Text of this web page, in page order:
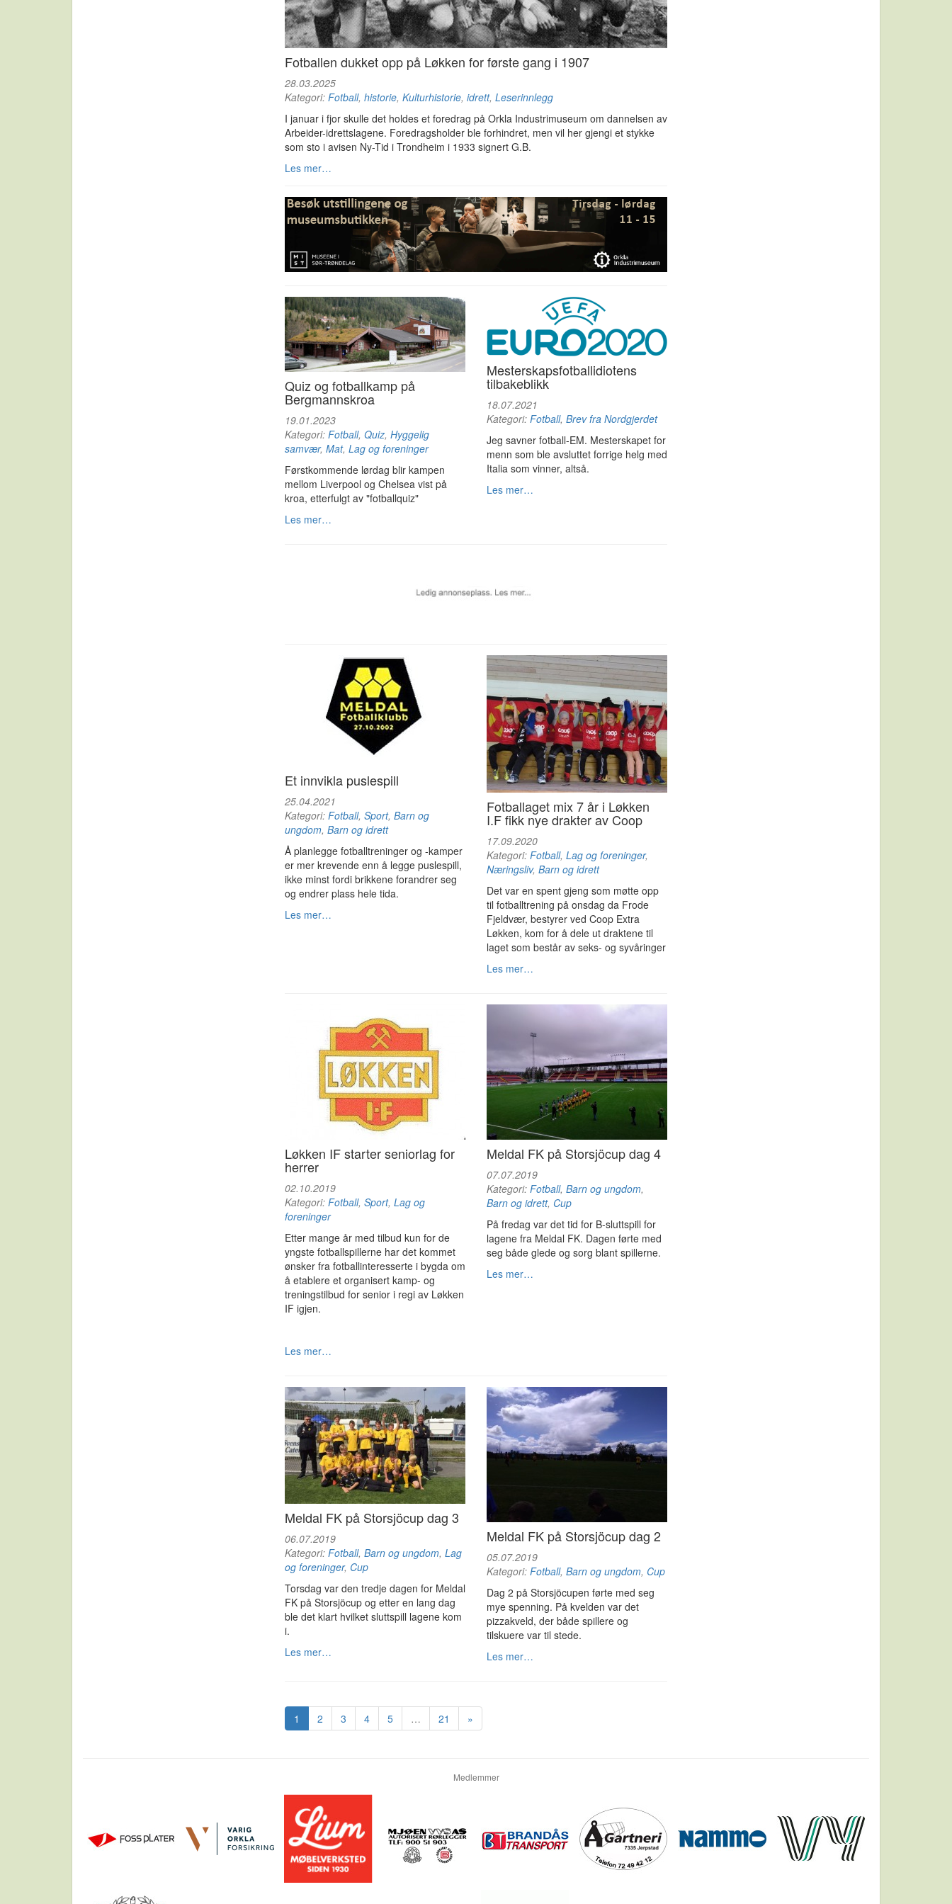
Fotballen dukket opp på Løkken for første gang i 1907
28.03.2025
Kategori: Fotball, historie, Kulturhistorie, idrett, Leserinnlegg
I januar i fjor skulle det holdes et foredrag på Orkla Industrimuseum om dannelsen av
Arbeider-idrettslagene. Foredragsholder ble forhindret, men vil her gjengi et stykke
som sto i avisen Ny-Tid i Trondheim i 1933 signert G.B.
Les mer…
Quiz og fotballkamp på
Bergmannskroa
19.01.2023
Kategori: Fotball, Quiz, Hyggelig
samvær, Mat, Lag og foreninger
Førstkommende lørdag blir kampen
mellom Liverpool og Chelsea vist på
kroa, etterfulgt av "fotballquiz"
Les mer…
Mesterskapsfotballidiotens
tilbakeblikk
18.07.2021
Kategori: Fotball, Brev fra Nordgjerdet
Jeg savner fotball-EM. Mesterskapet for
menn som ble avsluttet forrige helg med
Italia som vinner, altså.
Les mer…
Et innvikla puslespill
25.04.2021
Kategori: Fotball, Sport, Barn og
ungdom, Barn og idrett
Å planlegge fotballtreninger og -kamper
er mer krevende enn å legge puslespill,
ikke minst fordi brikkene forandrer seg
og endrer plass hele tida.
Les mer…
Fotballaget mix 7 år i Løkken
I.F fikk nye drakter av Coop
17.09.2020
Kategori: Fotball, Lag og foreninger,
Næringsliv, Barn og idrett
Det var en spent gjeng som møtte opp
til fotballtrening på onsdag da Frode
Fjeldvær, bestyrer ved Coop Extra
Løkken, kom for å dele ut draktene til
laget som består av seks- og syvåringer
Les mer…
Løkken IF starter seniorlag for
herrer
02.10.2019
Kategori: Fotball, Sport, Lag og
foreninger
Etter mange år med tilbud kun for de
yngste fotballspillerne har det kommet
ønsker fra fotballinteresserte i bygda om
å etablere et organisert kamp- og
treningstilbud for senior i regi av Løkken
IF igjen.
Les mer…
Meldal FK på Storsjöcup dag 4
07.07.2019
Kategori: Fotball, Barn og ungdom,
Barn og idrett, Cup
På fredag var det tid for B-sluttspill for
lagene fra Meldal FK. Dagen førte med
seg både glede og sorg blant spillerne.
Les mer…
Meldal FK på Storsjöcup dag 3
06.07.2019
Kategori: Fotball, Barn og ungdom, Lag
og foreninger, Cup
Torsdag var den tredje dagen for Meldal
FK på Storsjöcup og etter en lang dag
ble det klart hvilket sluttspill lagene kom
i.
Les mer…
Meldal FK på Storsjöcup dag 2
05.07.2019
Kategori: Fotball, Barn og ungdom, Cup
Dag 2 på Storsjöcupen førte med seg
mye spenning. På kvelden var det
pizzakveld, der både spillere og
tilskuere var til stede.
Les mer…
1 2 3 4 5 … 21 »
Medlemmer